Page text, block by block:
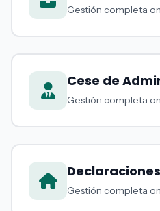
Gestión completa
Cese de
Gestión completa
Gestión completa